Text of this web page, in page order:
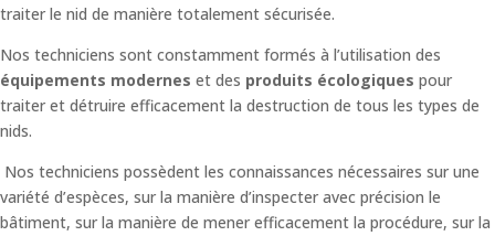
traiter le nid de manière totalement sécurisée.
Nos techniciens sont constamment formés à l’utilisation des
équipements modernes et des produits écologiques pour
traiter et détruire efficacement la destruction de tous les types de
nids.
Nos techniciens possèdent les connaissances nécessaires sur une
variété d’espèces, sur la manière d’inspecter avec précision le
bâtiment, sur la manière de mener efficacement la procédure, sur la